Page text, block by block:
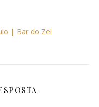
| Bar do Zel